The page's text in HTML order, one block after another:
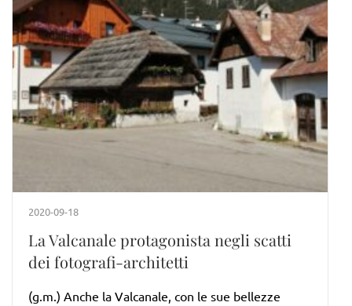
2020-09-18
La Valcanale protagonista negli scatti
dei fotografi-architetti
(g.m.) Anche la Valcanale, con le sue bellezze